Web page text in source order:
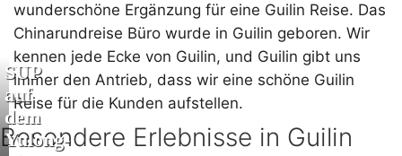
wunderschöne Ergänzung für eine Guilin Reise. Das
Chinarundreise Büro wurde in Guilin geboren. Wir
kennen jede Ecke von Guilin, und Guilin gibt uns
immer den Antrieb, dass wir eine schöne Guilin
Reise für die Kunden aufstellen.
Besondere Erlebnisse in Guilin
SUP
auf
dem
Yulong-